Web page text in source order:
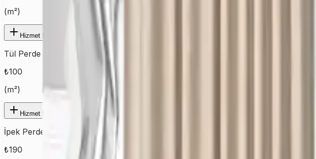
(m²)
Hizmet Ekle
Tül Perde
₺100
(m²)
Hizmet Ekle
İpek Perde
₺190